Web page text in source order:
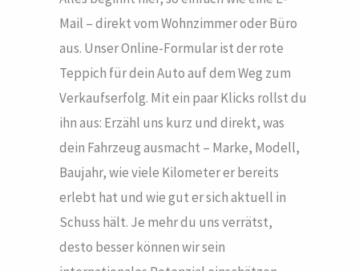
Mail – direkt vom Wohnzimmer oder Büro
aus. Unser Online-Formular ist der rote
Teppich für dein Auto auf dem Weg zum
Verkaufserfolg. Mit ein paar Klicks rollst du
ihn aus: Erzähl uns kurz und direkt, was
dein Fahrzeug ausmacht – Marke, Modell,
Baujahr, wie viele Kilometer er bereits
erlebt hat und wie gut er sich aktuell in
Schuss hält. Je mehr du uns verrätst,
desto besser können wir sein